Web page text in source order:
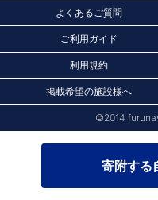
寄附する
よくあるご質問
ご利用ガイド
利用規約
掲載希望の施設様へ
©2014